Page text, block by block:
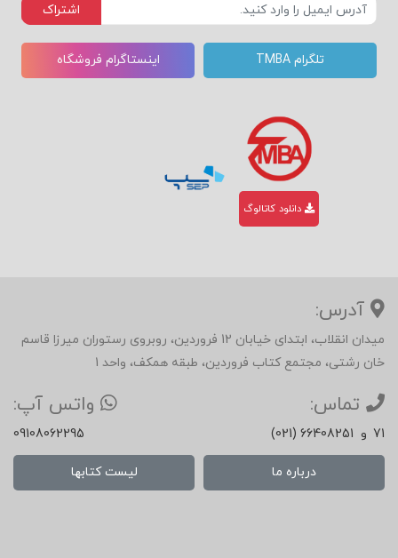
اشتراک
تلگرام TMBA اینستاگرام فروشگاه
دانلود کاتالوگ
آدرس:
میدان انقلاب، ابتدای خیابان 12 فروردین، روبروی رستوران میرزا قاسم
خان رشتی، مجتمع کتاب فروردین، طبقه همکف، واحد 1
تماس:
(021) 66408251 و 71
واتس آپ:
09108062295
درباره ما لیست کتابها